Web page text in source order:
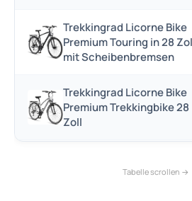
Trekkingrad Licorne Bike
Premium Touring in 28
mit Scheibenbremsen
Trekkingrad Licorne Bike
Premium Trekkingbike 28
Zoll